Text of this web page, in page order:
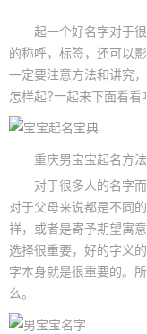
起一个好名字对于很
的称呼，标签，还可以
一定要注意方法和讲究
怎样起?一起来下面看看
重庆男宝宝起名方
对于很多人的名字而
对于父母来说都是不同
祥，或者是寄予期望寓
选择很重要，好的字义
字本身就是很重要的。
么。